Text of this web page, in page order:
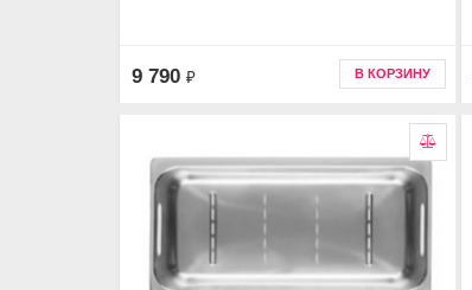
9 790 ₽ В КОРЗИНУ